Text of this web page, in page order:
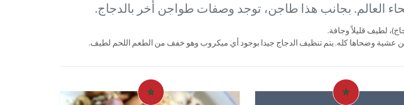
العالم. بجانب هذا طاجن، توجد وصفات طواجن أخر بالدجاج.
لطيف قليلاً وجافة.
بين عشية وضحاها كله. يتم تنظيف الدجاج جيدا بوجود أي ميكروب وهو خفف من الطعم اللحم لطيف.